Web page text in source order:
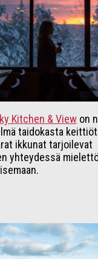
Kitchen & View on
taidokasta
ikkunat tarjoilevat
yhteydessä